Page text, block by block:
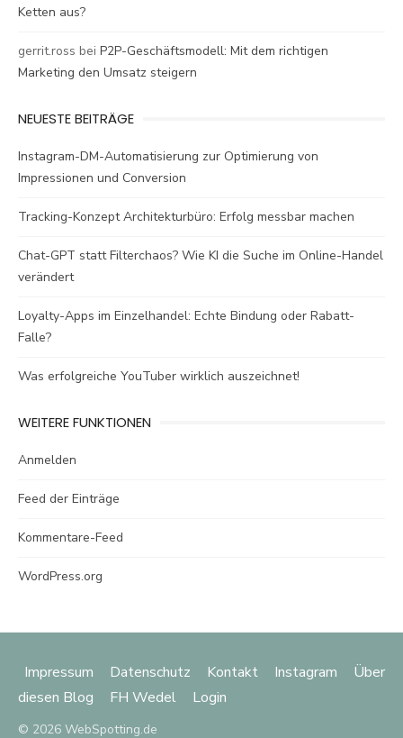
Ketten aus?
gerrit.ross bei P2P-Geschäftsmodell: Mit dem richtigen
Marketing den Umsatz steigern
NEUESTE BEITRÄGE
Instagram-DM-Automatisierung zur Optimierung von
Impressionen und Conversion
Tracking-Konzept Architekturbüro: Erfolg messbar machen
Chat-GPT statt Filterchaos? Wie KI die Suche im Online-Handel
verändert
Loyalty-Apps im Einzelhandel: Echte Bindung oder Rabatt-
Falle?
Was erfolgreiche YouTuber wirklich auszeichnet!
WEITERE FUNKTIONEN
Anmelden
Feed der Einträge
Kommentare-Feed
WordPress.org
Impressum Datenschutz Kontakt Instagram
Über
diesen Blog
FH Wedel Login
© 2026 WebSpotting.de